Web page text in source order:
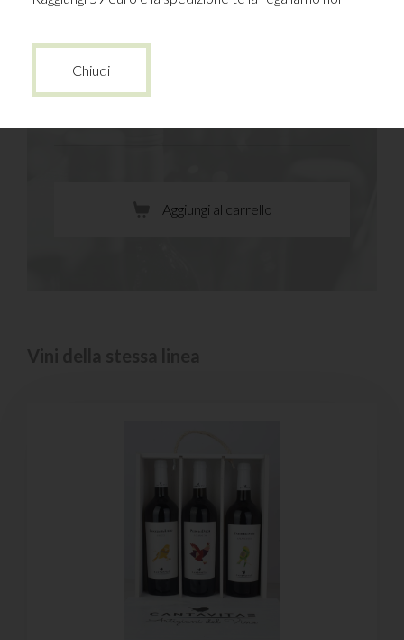
Cassetta in legno da due bottiglie -
Aggiungi al carrello
Chiudi